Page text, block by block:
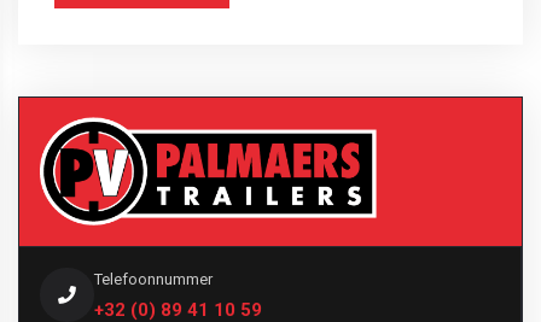
Telefoonnummer
+32 (0) 89 41 10 59